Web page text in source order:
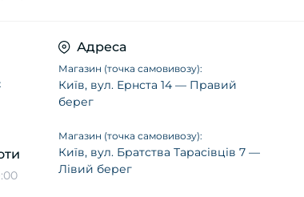
Адреса
Магазин (точка самовивозу):
Київ, вул. Ернста 14 — Правий
берег
Магазин (точка самовивозу):
Київ, вул. Братства Тарасівців 7 —
Лівий берег